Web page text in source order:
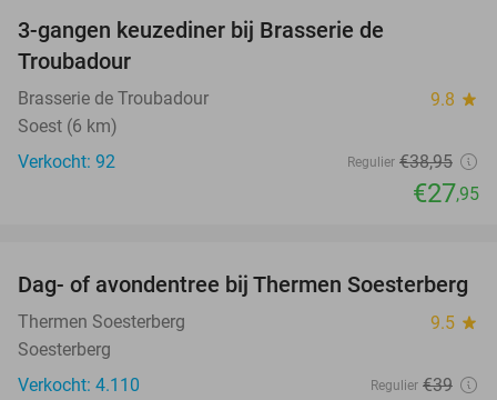
3-gangen keuzediner bij Brasserie de
Troubadour
Brasserie de Troubadour 9.8 star
Soest (6 km)
Verkocht: 92
Regulier €38,95
€27,95
29%
Dag- of avondentree bij Thermen Soesterberg
Thermen Soesterberg 9.5 star
Soesterberg
Verkocht: 4.110
Regulier €39